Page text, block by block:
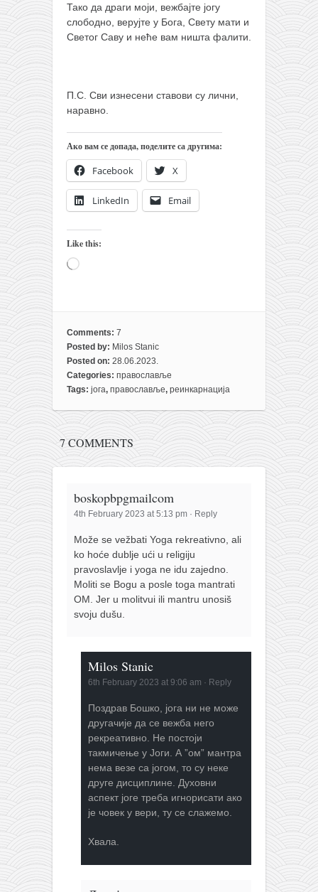
Тако да драги моји, вежбајте јогу
слободно, верујте у Бога, Свету мати и
Светог Саву и неће вам ништа фалити.
П.С. Сви изнесени ставови су лични,
наравно.
Ако вам се допада, поделите са другима:
Facebook X
LinkedIn Email
Like this:
Loading…
Comments: 7
Posted by: Milos Stanic
Posted on: 28.06.2023.
Categories: православље
Tags: јога, православље, реинкарнација
7 COMMENTS
boskopbpgmailcom
4th February 2023 at 5:13 pm · Reply
Može se vežbati Yoga rekreativno, ali
ko hoće dublje ući u religiju
pravoslavlje i yoga ne idu zajedno.
Moliti se Bogu a posle toga mantrati
OM. Jer u molitvui ili mantru unosiš
svoju dušu.
Milos Stanic
6th February 2023 at 9:06 am · Reply
Поздрав Бошко, јога ни не може
другачије да се вежба него
рекреативно. Не постоји
такмичење у Јоги. А ”ом” мантра
нема везе са јогом, то су неке
друге дисциплине. Духовни
аспект јоге треба игнорисати ако
је човек у вери, ту се слажемо.
Хвала.